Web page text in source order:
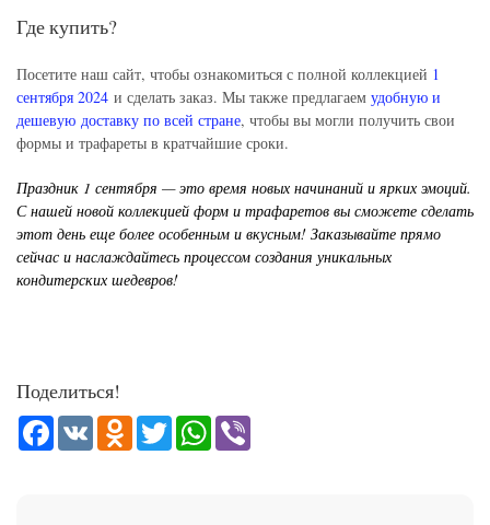
Где купить?
Посетите наш сайт, чтобы ознакомиться с полной коллекцией 1
сентября 2024 и сделать заказ. Мы также предлагаем удобную и
дешевую доставку по всей стране, чтобы вы могли получить свои
формы и трафареты в кратчайшие сроки.
Праздник 1 сентября — это время новых начинаний и ярких эмоций.
С нашей новой коллекцией форм и трафаретов вы сможете сделать
этот день еще более особенным и вкусным! Заказывайте прямо
сейчас и наслаждайтесь процессом создания уникальных
кондитерских шедевров!
Поделиться!
Facebook
VK Odnoklassniki
TwitterWhatsApp